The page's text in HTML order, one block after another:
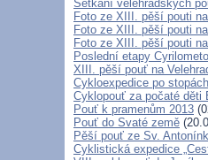
Setkání velehradských
Foto ze XIII. pěší pouti
Foto ze XIII. pěší pouti
Foto ze XIII. pěší pouti
Poslední etapy
XIII. pěší pouť na
Cykloexpedice po
Cyklopouť za počaté děti
Pouť k pramenům 2013
Pouť do Svaté země
Pěší pouť ze Sv.
Cyklistická expedice